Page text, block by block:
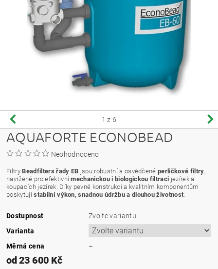
1 z 6
AQUAFORTE ECONOBEAD
Neohodnoceno
FiltryBeadfilters řady EB jsou robustní a osvědčenéperličkové filtry,
navržené pro efektivnímechanickou i biologickou filtraci jezírek a
koupacích jezírek. Díky pevné konstrukci a kvalitním komponentům
poskytujístabilní výkon, snadnou údržbu a dlouhou životnost
Dostupnost
Zvolte variantu
Varianta
Měrná cena
–
od 23 600 Kč